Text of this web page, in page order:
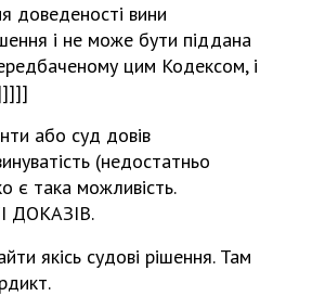
доведеності вини
і не може бути піддана
цим Кодексом, і
або суд довів
(недостатньо
є така можливість.
ДОКАЗІВ.
якісь судові рішення. Там